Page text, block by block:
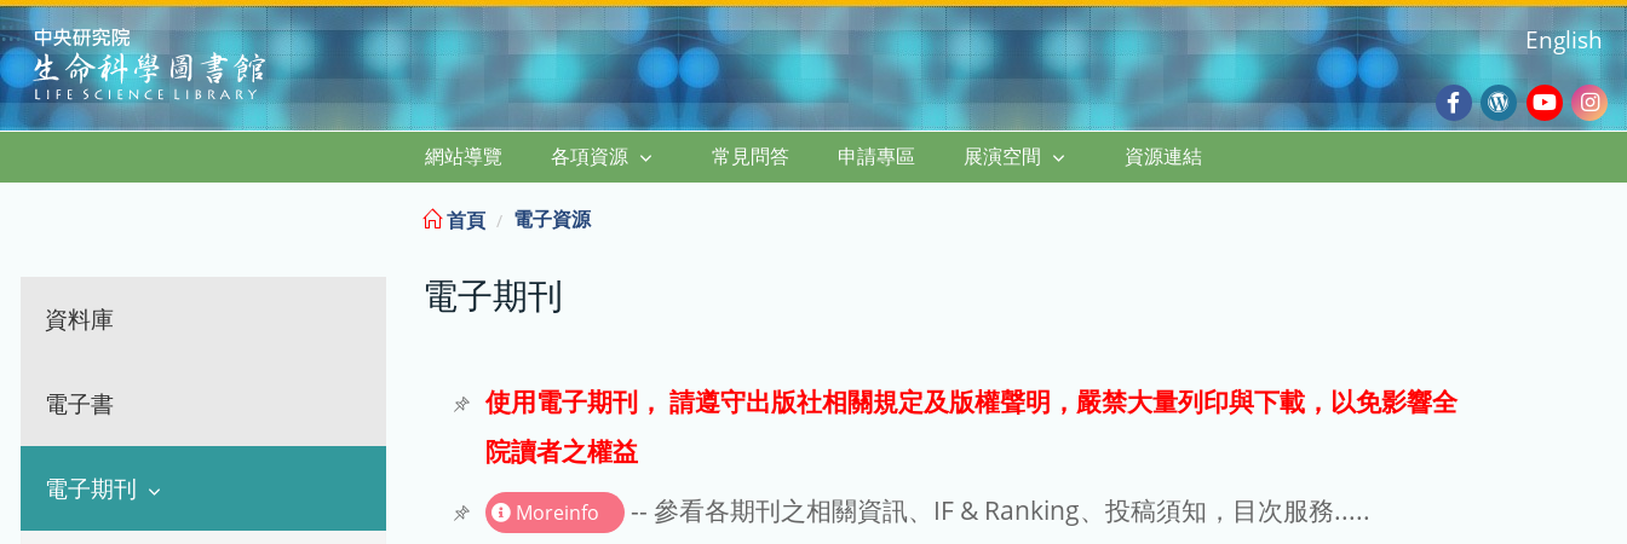
:::
Facebook
Wordpress
Blog
English
網站導覽 各項資源 常見問答 申請專區 展演空間 資源連結
資料庫
電子書
電子期刊
首頁 電子資源
電子期刊
使用電子期刊， 請遵守出版社相關規定及版權聲明，嚴禁大量列印與下載，以免影響全
院讀者之權益
Moreinfo -- 參看各期刊之相關資訊、IF & Ranking、投稿須知，目次服務.....